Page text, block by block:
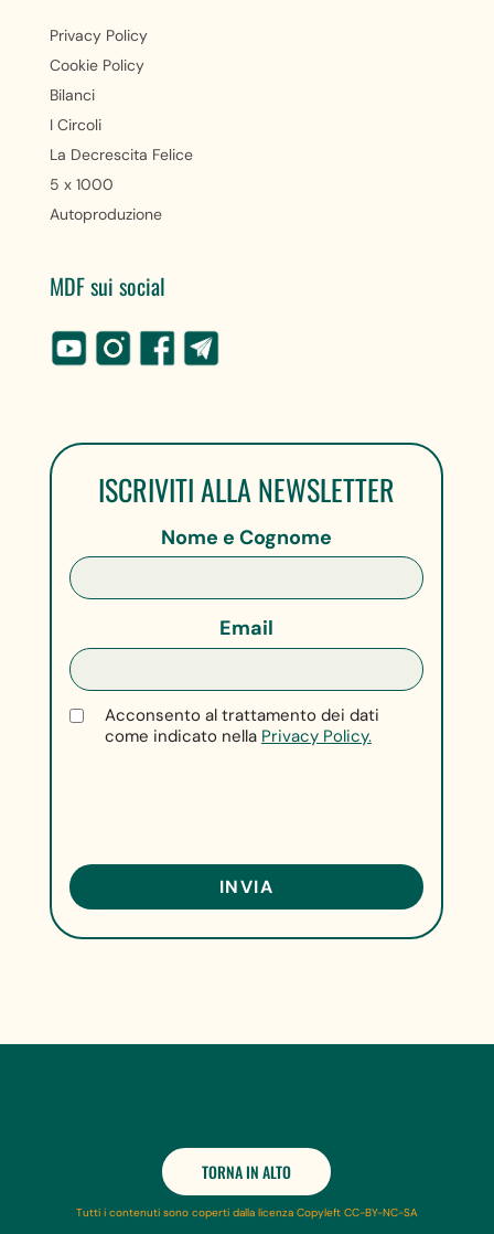
Privacy Policy
Cookie Policy
Bilanci
I Circoli
La Decrescita Felice
5 x 1000
Autoproduzione
MDF sui social
ISCRIVITI ALLA NEWSLETTER
Nome e Cognome
Email
Acconsento al trattamento dei dati
come indicato nella Privacy Policy.
TORNA IN ALTO
Tutti i contenuti sono coperti dalla licenza Copyleft CC-BY-NC-SA